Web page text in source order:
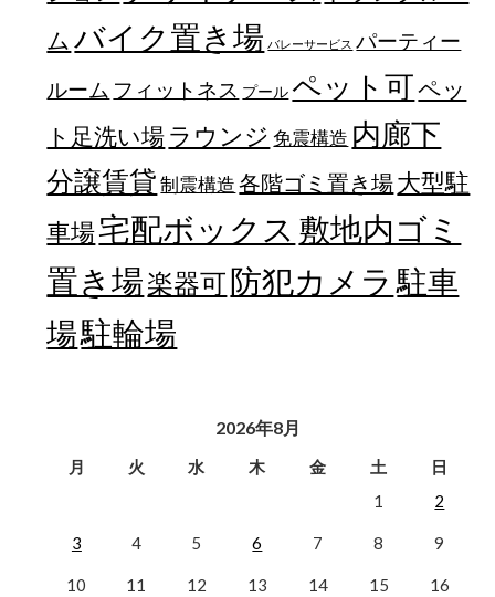
ム バイク置き場 バレーサービス パーティー
ルーム フィットネス プール ペット可ペッ
ト足洗い場 ラウンジ 免震構造 内廊下
分譲賃貸 制震構造 各階ゴミ置き場大型駐
車場宅配ボックス 敷地内ゴミ
置き場楽器可防犯カメラ 駐車
場駐輪場
2026年8月
月 火 水 木 金 土
日
1
2
3 4 5 6 7 8 9
10 11 12 13 14 15 16